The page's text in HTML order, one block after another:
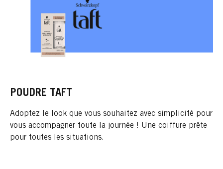
POUDRE TAFT
Adoptez le look que vous souhaitez avec simplicité pour
vous accompagner toute la journée ! Une coiffure prête
pour toutes les situations.